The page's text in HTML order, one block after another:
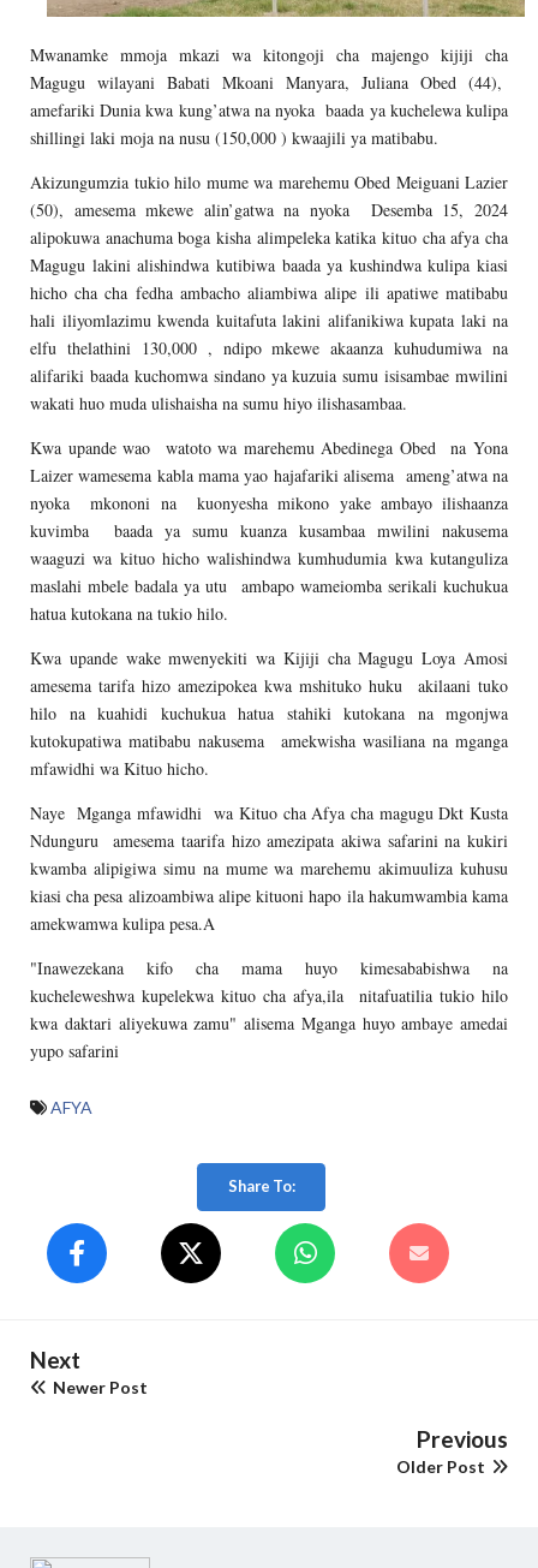
Mwanamke mmoja mkazi wa kitongoji cha majengo kijiji cha
Magugu wilayani Babati Mkoani Manyara, Juliana Obed (44),
amefariki Dunia kwa kung’atwa na nyoka baada ya kuchelewa kulipa
shillingi laki moja na nusu (150,000 ) kwaajili ya matibabu.
Akizungumzia tukio hilo mume wa marehemu Obed Meiguani Lazier
(50), amesema mkewe alin’gatwa na nyoka Desemba 15, 2024
alipokuwa anachuma boga kisha alimpeleka katika kituo cha afya cha
Magugu lakini alishindwa kutibiwa baada ya kushindwa kulipa kiasi
hicho cha cha fedha ambacho aliambiwa alipe ili apatiwe matibabu
hali iliyomlazimu kwenda kuitafuta lakini alifanikiwa kupata laki na
elfu thelathini 130,000 , ndipo mkewe akaanza kuhudumiwa na
alifariki baada kuchomwa sindano ya kuzuia sumu isisambae mwilini
wakati huo muda ulishaisha na sumu hiyo ilishasambaa.
Kwa upande wao watoto wa marehemu Abedinega Obed na Yona
Laizer wamesema kabla mama yao hajafariki alisema ameng’atwa na
nyoka mkononi na kuonyesha mikono yake ambayo ilishaanza
kuvimba baada ya sumu kuanza kusambaa mwilini nakusema
waaguzi wa kituo hicho walishindwa kumhudumia kwa kutanguliza
maslahi mbele badala ya utu ambapo wameiomba serikali kuchukua
hatua kutokana na tukio hilo.
Kwa upande wake mwenyekiti wa Kijiji cha Magugu Loya Amosi
amesema tarifa hizo amezipokea kwa mshituko huku akilaani tuko
hilo na kuahidi kuchukua hatua stahiki kutokana na mgonjwa
kutokupatiwa matibabu nakusema amekwisha wasiliana na mganga
mfawidhi wa Kituo hicho.
Naye Mganga mfawidhi wa Kituo cha Afya cha magugu Dkt Kusta
Ndunguru amesema taarifa hizo amezipata akiwa safarini na kukiri
kwamba alipigiwa simu na mume wa marehemu akimuuliza kuhusu
kiasi cha pesa alizoambiwa alipe kituoni hapo ila hakumwambia kama
amekwamwa kulipa pesa.A
"Inawezekana kifo cha mama huyo kimesababishwa na
kucheleweshwa kupelekwa kituo cha afya,ila nitafuatilia tukio hilo
kwa daktari aliyekuwa zamu" alisema Mganga huyo ambaye amedai
yupo safarini
AFYA
Share To:
Next
Newer Post
Previous
Older Post